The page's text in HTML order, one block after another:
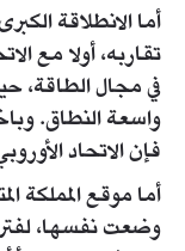
أما الانطلاقة
تقاربه، أولا مع
في مجال الطاقة،
واسعة النطاق.
فإن الاتحاد
أما موقع المملكة
وضعت نفسها،